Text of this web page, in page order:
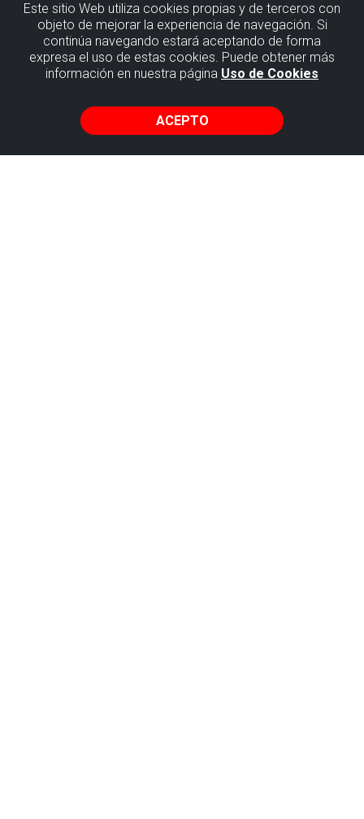
Este sitio Web utiliza cookies propias y de terceros con
objeto de mejorar la experiencia de navegación. Si
continúa navegando estará aceptando de forma
expresa el uso de estas cookies. Puede obtener más
información en nuestra página Uso de Cookies
ACEPTO
6. GR 280.
Sopela